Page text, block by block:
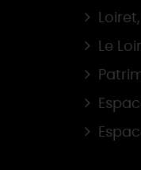
Le